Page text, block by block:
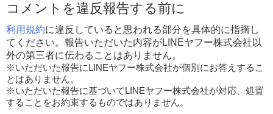
コメントを違反報告する前に
利用規約に違反していると思われる部分を具体的に指摘し
てください。報告いただいた内容がLINEヤフー株式会社以
外の第三者に伝わることはありません。
※いただいた報告にLINEヤフー株式会社が個別にお答えするこ
とはありません。
※いただいた報告に基づいてLINEヤフー株式会社が対応、処置
することをお約束するものではありません。